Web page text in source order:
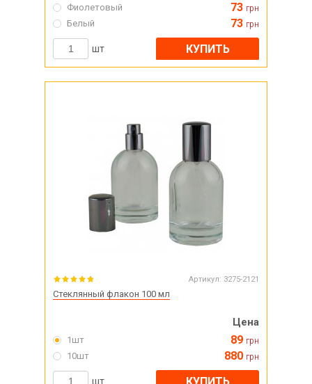
Фиолетовый 73 грн
Белый 73 грн
шт КУПИТЬ
Артикул: 3275-2121
Стеклянный флакон 100 мл
Цена
1шт 89 грн
10шт 880 грн
шт КУПИТЬ